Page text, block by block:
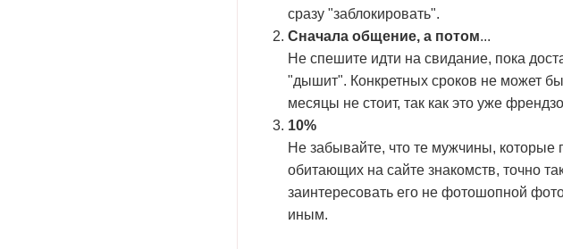
сразу "заблокировать".
Сначала общение, а потом...
Не спешите идти на свидание, пока
"дышит". Конкретных сроков не может
месяцы не стоит, так как это уже
10%
Не забывайте, что те мужчины, которые
обитающих на сайте знакомств, точно
заинтересовать его не фотошопной
иным.